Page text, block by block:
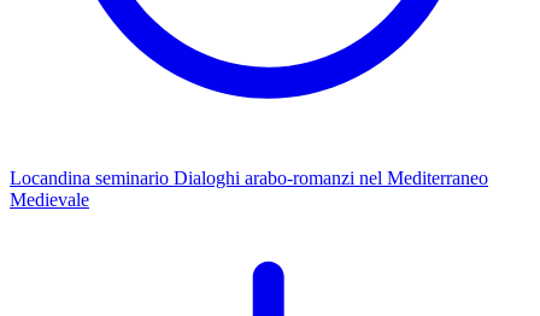
Locandina seminario Dialoghi arabo-romanzi nel Mediterraneo
Medievale